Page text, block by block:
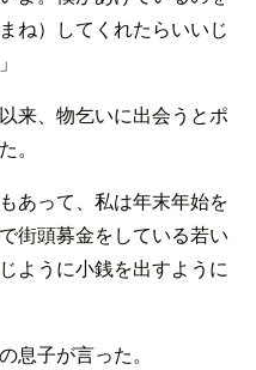
ね）してくれたらいいじ
来、物乞いに出会うとポ
。
あって、私は年末年始を
街頭募金をしている若い
ように小銭を出すように
息子が言った。